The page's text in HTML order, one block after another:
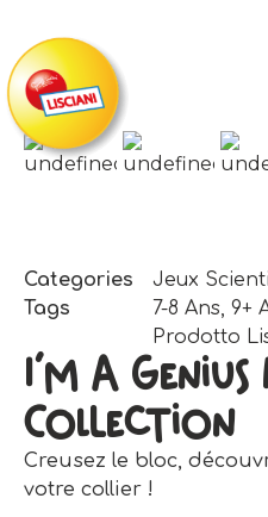
Categories Jeux
Tags
7-8 Ans, 9+
Prodotto
I’m A Genius
Collection
Creusez le bloc,
votre collier !